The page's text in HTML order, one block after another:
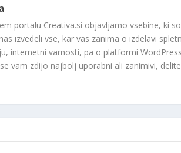
portalu Creativa.si objavljamo vsebine, ki
izvedeli vse, kar vas zanima o izdelavi
internetni varnosti, pa o platformi
vam zdijo najbolj uporabni ali zanimivi,